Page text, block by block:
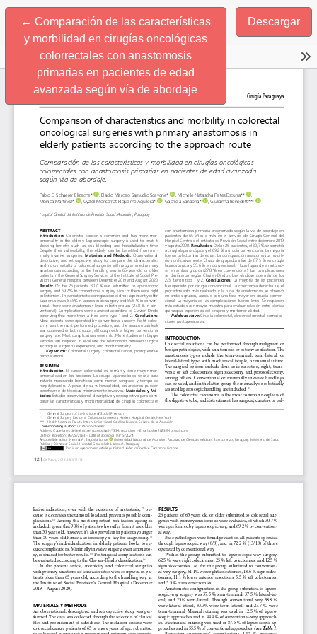
← Volver a los detalles del artículo
Comparación de las características
y morbilidad en cirugías oncológicas
colorrectales con anastomosis
primarias en pacientes de edad
avanzada según vía de abordaje
Descargar